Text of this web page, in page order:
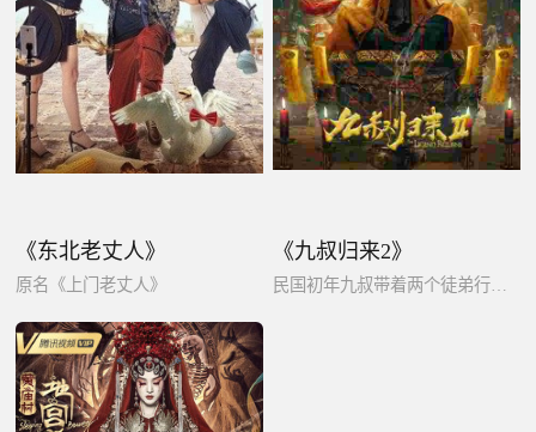
《东北老丈人》
原名《上门老丈人》
《九叔归来2》